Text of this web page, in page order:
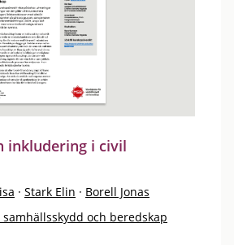
inkludering i civil
· Stark Elin · Borell Jonas
och beredskap